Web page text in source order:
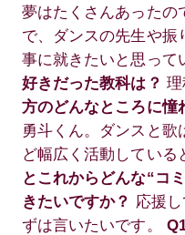
夢はたくさんあったの
で、ダンスの先生や振
事に就きたいと思っ
好きだった教科は？
方のどんなところに憧
勇斗くん。ダンスと歌
ど幅広く活動してい
とこれからどんな“コ
きたいですか？ 応援
ずは言いたいです。